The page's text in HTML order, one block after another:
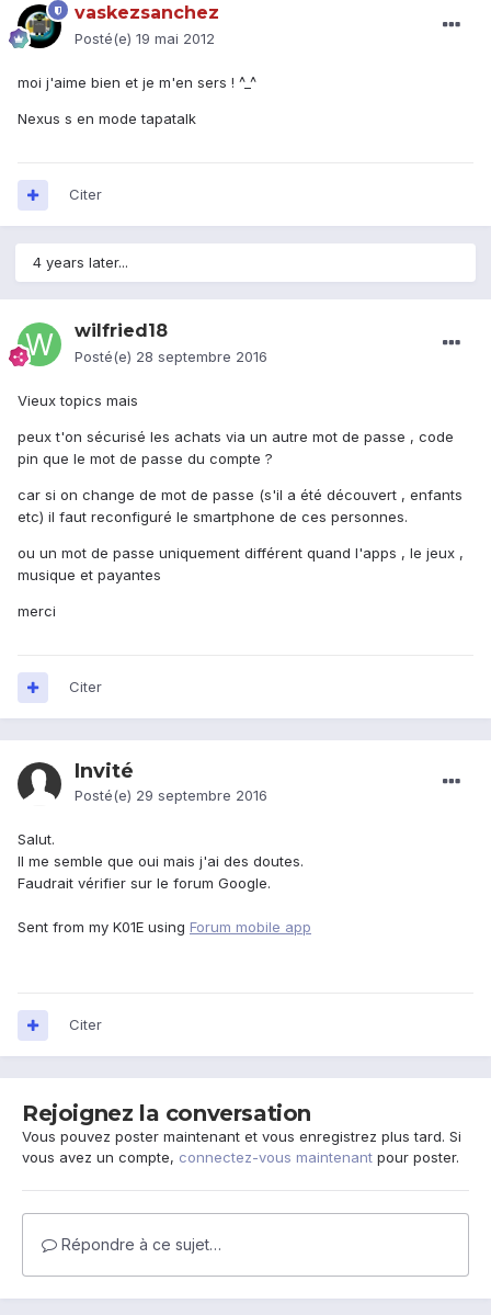
vaskezsanchez
Posté(e) 19 mai 2012
moi j'aime bien et je m'en sers ! ^_^
Nexus s en mode tapatalk
Citer
4 years later...
wilfried18
Posté(e) 28 septembre 2016
Vieux topics mais
peux t'on sécurisé les achats via un autre mot de passe , code
pin que le mot de passe du compte ?
car si on change de mot de passe (s'il a été découvert , enfants
etc) il faut reconfiguré le smartphone de ces personnes.
ou un mot de passe uniquement différent quand l'apps , le jeux ,
musique et payantes
merci
Citer
Invité
Posté(e) 29 septembre 2016
Salut.
Il me semble que oui mais j'ai des doutes.
Faudrait vérifier sur le forum Google.
Sent from my K01E using Forum mobile app
Citer
Rejoignez la conversation
Vous pouvez poster maintenant et vous enregistrez plus tard. Si
vous avez un compte, connectez-vous maintenant pour poster.
Répondre à ce sujet…